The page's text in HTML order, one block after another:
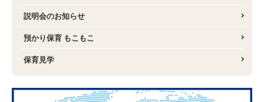
説明会のお知らせ
預かり保育 もこもこ
保育見学